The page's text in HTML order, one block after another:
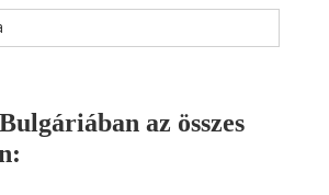
az összes